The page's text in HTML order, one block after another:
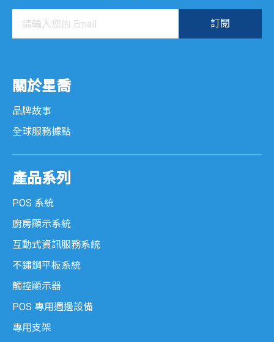
關於星喬
品牌故事
全球服務據點
產品系列
POS 系統
廚房顯示系統
互動式資訊服務系統
不鏽鋼平板系統
觸控顯示器
POS 專用週邊設備
專用支架